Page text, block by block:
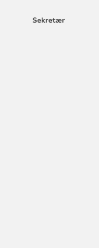
Sekretær